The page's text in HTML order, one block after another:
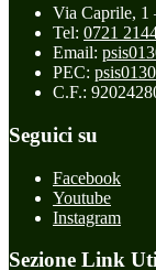
Via Caprile, 1
Tel: 0721
Email:
PEC:
C.F.:
Seguici su
Facebook
Youtube
Instagram
Sezione Link